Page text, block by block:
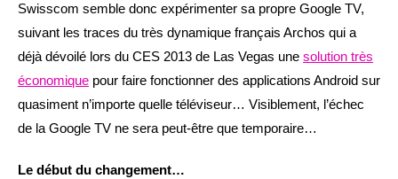
Swisscom semble donc expérimenter sa propre Google TV,
suivant les traces du très dynamique français Archos qui a
déjà dévoilé lors du CES 2013 de Las Vegas une solution très
économique pour faire fonctionner des applications Android sur
quasiment n’importe quelle téléviseur… Visiblement, l’échec
de la Google TV ne sera peut-être que temporaire…
Le début du changement…